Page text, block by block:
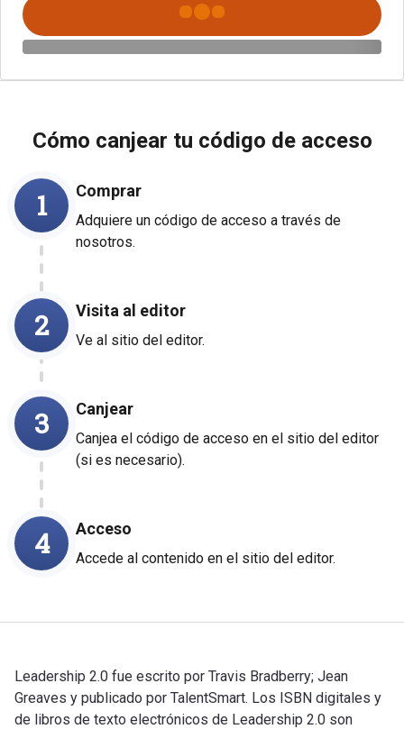
Cómo canjear tu código de acceso
1 Comprar
Adquiere un código de acceso a través de
nosotros.
2 Visita al editor
Ve al sitio del editor.
3 Canjear
Canjea el código de acceso en el sitio del editor
(si es necesario).
4 Acceso
Accede al contenido en el sitio del editor.
Leadership 2.0 fue escrito por Travis Bradberry; Jean
Greaves y publicado por TalentSmart. Los ISBN digitales y
de libros de texto electrónicos de Leadership 2.0 son